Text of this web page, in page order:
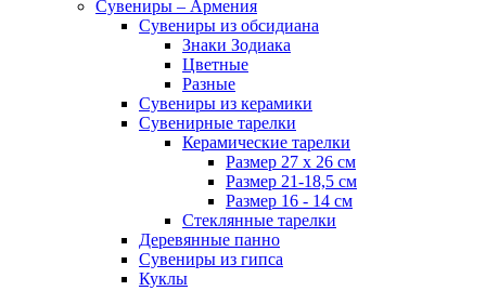
Сувениры – Армения
Сувениры из обсидиана
Знаки Зодиака
Цветные
Разные
Сувениры из керамики
Сувенирные тарелки
Керамические тарелки
Размер 27 х 26 см
Размер 21-18,5 см
Размер 16 - 14 см
Стеклянные тарелки
Деревянные панно
Сувениры из гипса
Куклы